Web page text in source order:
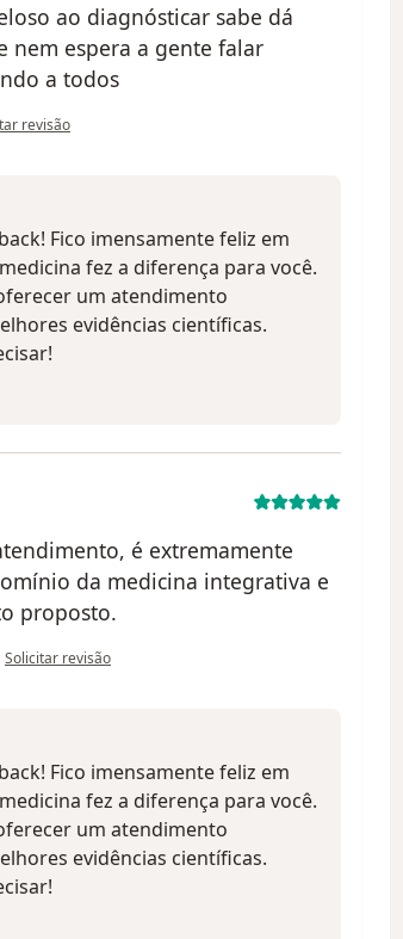
ao diagnósticar sabe dá
nem espera a gente falar
a todos
do utilizador César R.
revisão
Fico imensamente feliz em
fez a diferença para você.
um atendimento
evidências científicas.
é extremamente
da medicina integrativa e
proposto.
na opinião do utilizador L.F
Solicitar revisão
Fico imensamente feliz em
fez a diferença para você.
um atendimento
evidências científicas.